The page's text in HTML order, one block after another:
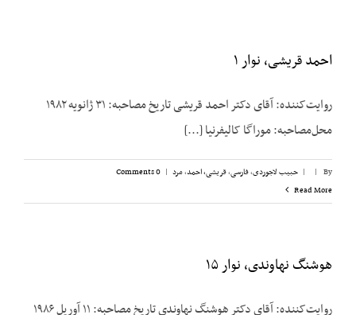
احمد قریشی، نوار ۱
روایت‌کننده: آقای دکتر احمد قریشی تاریخ مصاحبه: ۳۱ ژانویه ۱۹۸۲
محل‌مصاحبه: موراگا کالیفرنیا [...]
By
|
| حبیب لاجوردی,فارسی,قریشی، احمد,مرد |
0 Comments
Read More
هوشنگ نهاوندی، نوار ۱۵
روایت‌کننده: آقای دکتر هوشنگ نهاوندی تاریخ مصاحبه: ۱۱ آوریل ۱۹۸۶